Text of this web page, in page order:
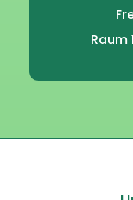
Raum